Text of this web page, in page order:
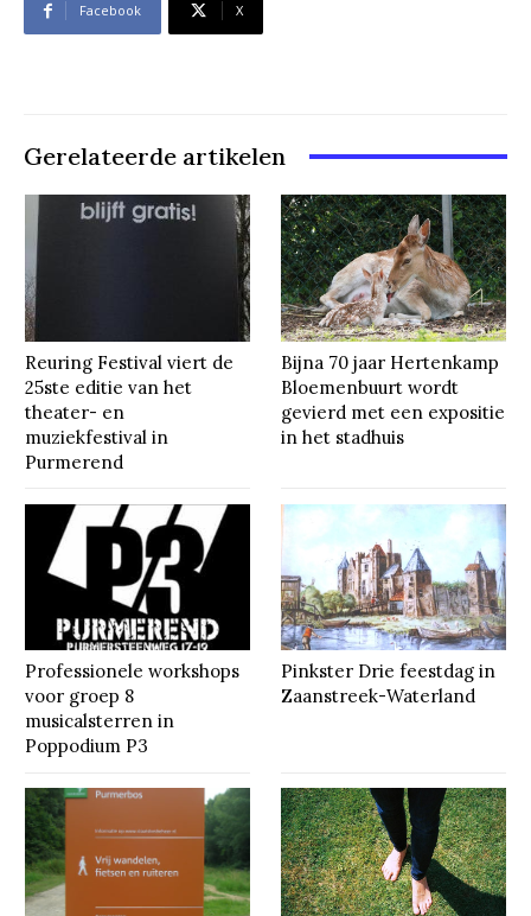
Facebook X
Gerelateerde artikelen
Reuring Festival viert de
25ste editie van het
theater- en
muziekfestival in
Purmerend
Bijna 70 jaar Hertenkamp
Bloemenbuurt wordt
gevierd met een expositie
in het stadhuis
Professionele workshops
voor groep 8
musicalsterren in
Poppodium P3
Pinkster Drie feestdag in
Zaanstreek-Waterland